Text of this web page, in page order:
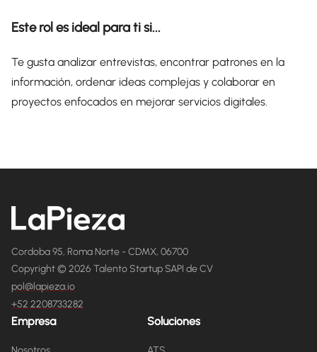
Este rol es ideal para ti si...
Te gusta analizar entrevistas, encontrar patrones en la
información, ordenar ideas complejas y colaborar en
proyectos enfocados en mejorar servicios digitales.
Cordoba 95, Roma Norte - CDMX, 06700
Copyright © 2026 Talento Startup SAPI de CV
pol@lapieza.io
+52 2208733282
Empresa Soluciones